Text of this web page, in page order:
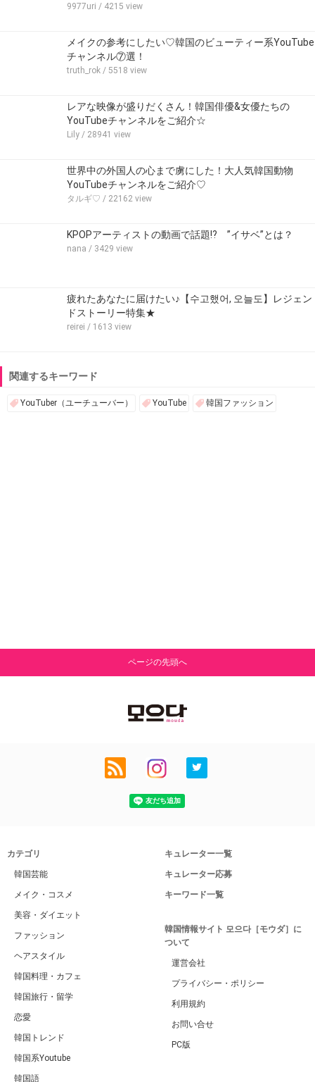
9977uri / 4215 view
メイクの参考にしたい♡韓国のビューティー系YouTube
チャンネル⑦選！
truth_rok / 5518 view
レアな映像が盛りだくさん！韓国俳優&女優たちの
YouTubeチャンネルをご紹介☆
Lily / 28941 view
世界中の外国人の心まで虜にした！大人気韓国動物
YouTubeチャンネルをご紹介♡
タルギ♡ / 22162 view
KPOPアーティストの動画で話題⁉ ”イサベ”とは？
nana / 3429 view
疲れたあなたに届けたい♪【수고했어, 오늘도】レジェン
ドストーリー特集★
reirei / 1613 view
関連するキーワード
YouTuber（ユーチューバー） YouTube 韓国ファッション
ページの先頭へ
カテゴリ
韓国芸能
メイク・コスメ
美容・ダイエット
ファッション
ヘアスタイル
韓国料理・カフェ
韓国旅行・留学
恋愛
韓国トレンド
韓国系Youtube
韓国語
キュレーター一覧
キュレーター応募
キーワード一覧
韓国情報サイト 모으다［モウダ］に
ついて
運営会社
プライバシー・ポリシー
利用規約
お問い合せ
PC版